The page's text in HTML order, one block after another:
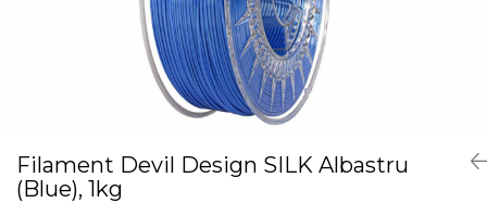
Filament Devil Design SILK Albastru
(Blue), 1kg